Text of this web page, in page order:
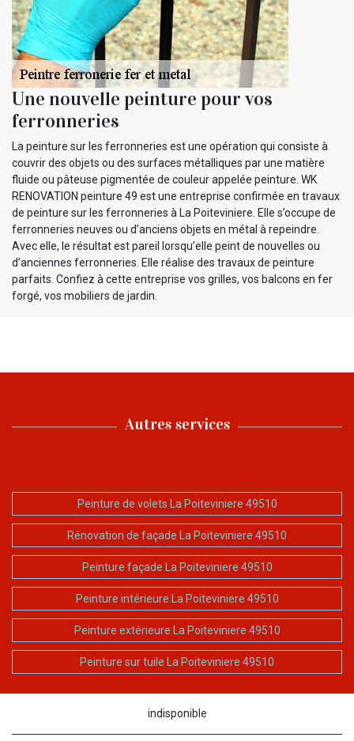
Une nouvelle peinture pour vos
ferronneries
La peinture sur les ferronneries est une opération qui consiste à
couvrir des objets ou des surfaces métalliques par une matière
fluide ou pâteuse pigmentée de couleur appelée peinture. WK
RENOVATION peinture 49 est une entreprise confirmée en travaux
de peinture sur les ferronneries à La Poiteviniere. Elle s’occupe de
ferronneries neuves ou d’anciens objets en métal à repeindre.
Avec elle, le résultat est pareil lorsqu’elle peint de nouvelles ou
d’anciennes ferronneries. Elle réalise des travaux de peinture
parfaits. Confiez à cette entreprise vos grilles, vos balcons en fer
forgé, vos mobiliers de jardin.
Autres services
Peinture de volets La Poiteviniere 49510
Rénovation de façade La Poiteviniere 49510
Peinture façade La Poiteviniere 49510
Peinture intérieure La Poiteviniere 49510
Peinture extérieure La Poiteviniere 49510
Peinture sur tuile La Poiteviniere 49510
indisponible